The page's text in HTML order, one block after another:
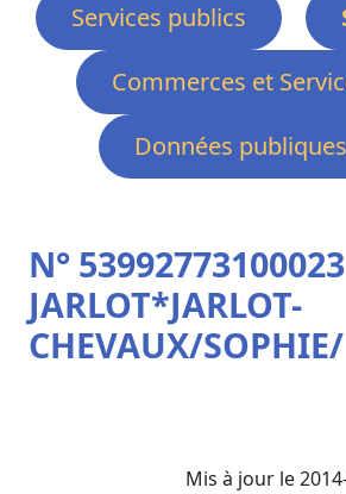
Services publics
Commerces et
Données publiques
N°
JARLOT*JARLOT-
CHEVAUX/SOPHIE/
Mis à jour le